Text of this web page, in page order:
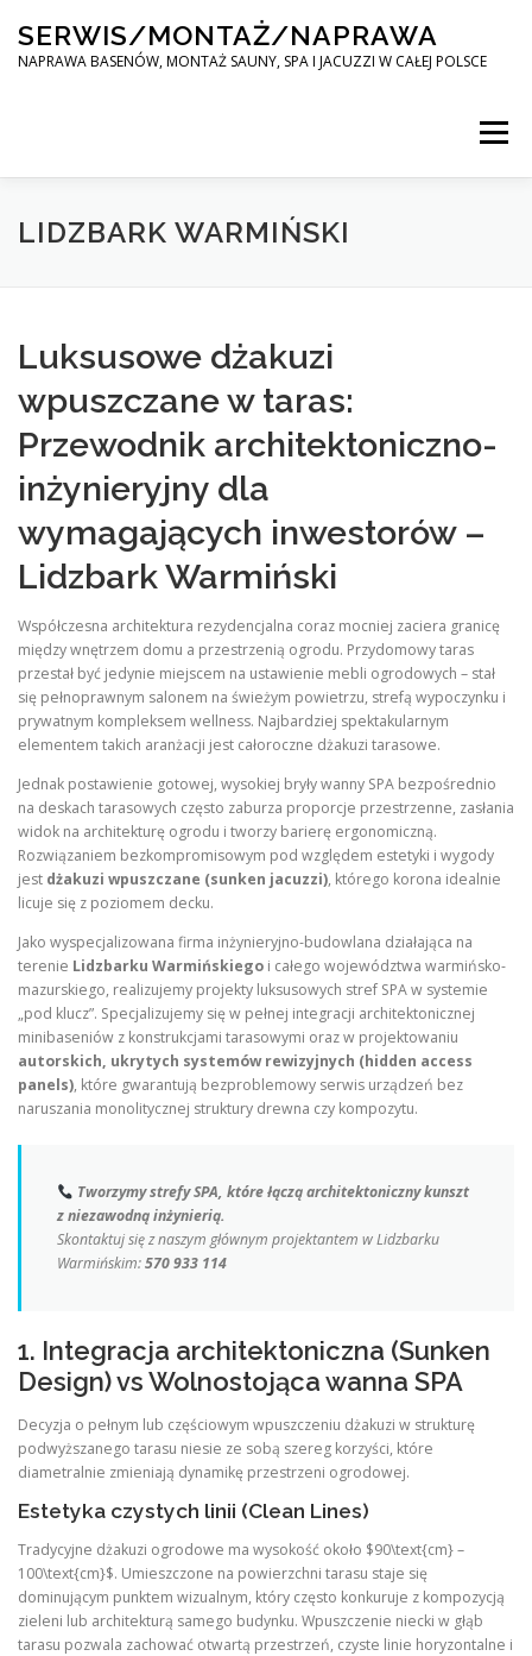
content
SERWIS/MONTAŻ/NAPRAWA
NAPRAWA BASENÓW, MONTAŻ SAUNY, SPA I JACUZZI W CAŁEJ POLSCE
Menu
SPA SERWIS
KONTAKT
LIDZBARK WARMIŃSKI
Luksusowe dżakuzi
wpuszczane w taras:
Przewodnik architektoniczno-
inżynieryjny dla
wymagających inwestorów –
Lidzbark Warmiński
Współczesna architektura rezydencjalna coraz mocniej zaciera granicę
między wnętrzem domu a przestrzenią ogrodu. Przydomowy taras
przestał być jedynie miejscem na ustawienie mebli ogrodowych – stał
się pełnoprawnym salonem na świeżym powietrzu, strefą wypoczynku i
prywatnym kompleksem wellness. Najbardziej spektakularnym
elementem takich aranżacji jest całoroczne dżakuzi tarasowe.
Jednak postawienie gotowej, wysokiej bryły wanny SPA bezpośrednio
na deskach tarasowych często zaburza proporcje przestrzenne, zasłania
widok na architekturę ogrodu i tworzy barierę ergonomiczną.
Rozwiązaniem bezkompromisowym pod względem estetyki i wygody
jest dżakuzi wpuszczane (sunken jacuzzi), którego korona idealnie
licuje się z poziomem decku.
Jako wyspecjalizowana firma inżynieryjno-budowlana działająca na
terenie Lidzbarku Warmińskiego i całego województwa warmińsko-
mazurskiego, realizujemy projekty luksusowych stref SPA w systemie
„pod klucz”. Specjalizujemy się w pełnej integracji architektonicznej
minibaseniów z konstrukcjami tarasowymi oraz w projektowaniu
autorskich, ukrytych systemów rewizyjnych (hidden access
panels), które gwarantują bezproblemowy serwis urządzeń bez
naruszania monolitycznej struktury drewna czy kompozytu.
Tworzymy strefy SPA, które łączą architektoniczny kunszt
z niezawodną inżynierią.
Skontaktuj się z naszym głównym projektantem w Lidzbarku
Warmińskim:570 933 114
1. Integracja architektoniczna (Sunken
Design) vs Wolnostojąca wanna SPA
Decyzja o pełnym lub częściowym wpuszczeniu dżakuzi w strukturę
podwyższanego tarasu niesie ze sobą szereg korzyści, które
diametralnie zmieniają dynamikę przestrzeni ogrodowej.
Estetyka czystych linii (Clean Lines)
Tradycyjne dżakuzi ogrodowe ma wysokość około $90\text{cm} –
100\text{cm}$. Umieszczone na powierzchni tarasu staje się
dominującym punktem wizualnym, który często konkuruje z kompozycją
zieleni lub architekturą samego budynku. Wpuszczenie niecki w głąb
tarasu pozwala zachować otwartą przestrzeń, czyste linie horyzontalne i